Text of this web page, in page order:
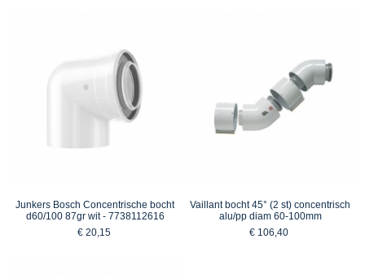
Junkers Bosch Concentrische bocht
d60/100 87gr wit - 7738112616
€ 20,15
Vaillant bocht 45° (2 st) concentrisch
alu/pp diam 60-100mm
€ 106,40